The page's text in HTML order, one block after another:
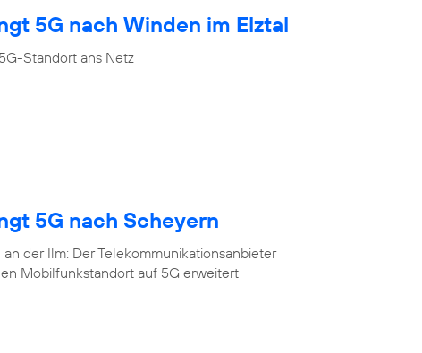
5G nach Winden im Elztal
Standort ans Netz
5G nach Scheyern
der Ilm: Der Telekommunikationsanbieter
Mobilfunkstandort auf 5G erweitert